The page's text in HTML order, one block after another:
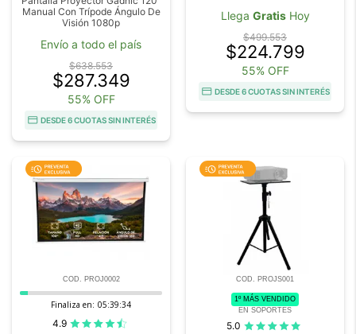
Manual Con Trípode Ángulo De
Visión 1080p
Envío a todo el país
$638.553
$287.349
55% OFF
DESDE 6 CUOTAS SIN INTERÉS
Llega GratisHoy
$499.553
$224.799
55% OFF
DESDE 6 CUOTAS SIN INTERÉS
COD. PROJ0002
Finaliza en: 05:39:33
4.9
COD. PROJS001
1º MÁS VENDIDO
EN SOPORTES
5.0